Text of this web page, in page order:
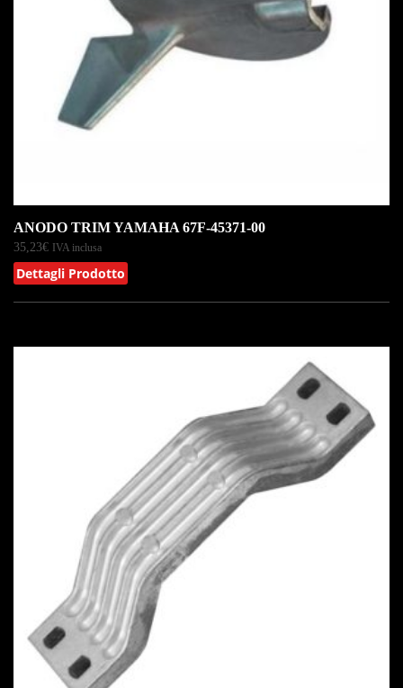
ANODO TRIM YAMAHA 67F-45371-00
35,23€ IVA inclusa
Dettagli Prodotto